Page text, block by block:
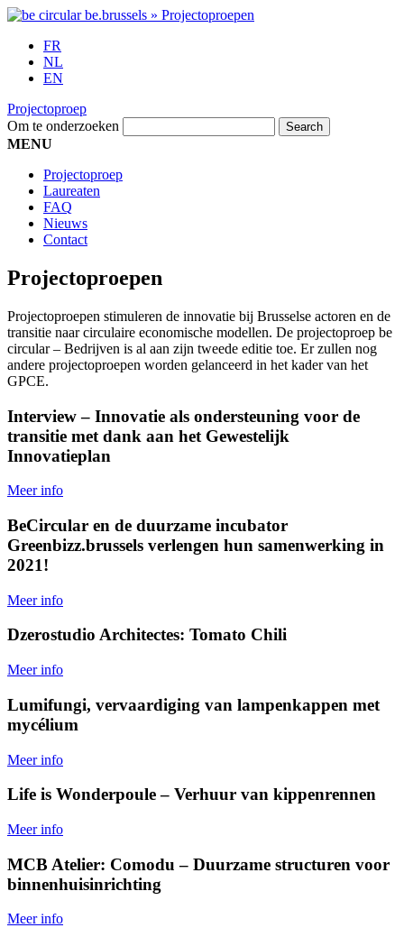
FR
NL
EN
Projectoproep
Om te onderzoeken
MENU
Projectoproep
Laureaten
FAQ
Nieuws
Contact
Projectoproepen
Projectoproepen stimuleren de innovatie bij Brusselse actoren en de
transitie naar circulaire economische modellen. De projectoproep be
circular – Bedrijven is al aan zijn tweede editie toe. Er zullen nog
andere projectoproepen worden gelanceerd in het kader van het
GPCE.
Interview – Innovatie als ondersteuning voor de
transitie met dank aan het Gewestelijk
Innovatieplan
Meer info
BeCircular en de duurzame incubator
Greenbizz.brussels verlengen hun samenwerking in
2021!
Meer info
Dzerostudio Architectes: Tomato Chili
Meer info
Lumifungi, vervaardiging van lampenkappen met
mycélium
Meer info
Life is Wonderpoule – Verhuur van kippenrennen
Meer info
MCB Atelier: Comodu – Duurzame structuren voor
binnenhuisinrichting
Meer info